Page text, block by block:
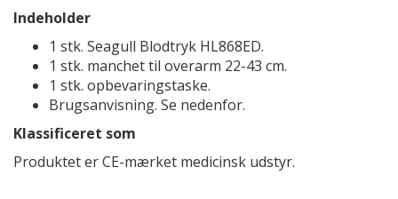
Indeholder
1 stk. Seagull Blodtryk HL868ED.
1 stk. manchet til overarm 22-43 cm.
1 stk. opbevaringstaske.
Brugsanvisning. Se nedenfor.
Klassificeret som
Produktet er CE-mærket medicinsk udstyr.